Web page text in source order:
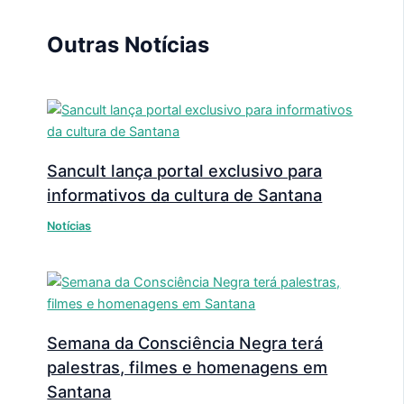
Outras Notícias
Sancult lança portal exclusivo para
informativos da cultura de Santana
Notícias
Semana da Consciência Negra terá
palestras, filmes e homenagens em
Santana